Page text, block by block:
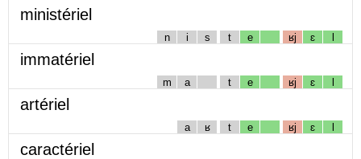
ministériel
n i s t e ʁj ɛ l
immatériel
m a t e ʁj ɛ l
artériel
a ʁ t e ʁj ɛ l
caractériel